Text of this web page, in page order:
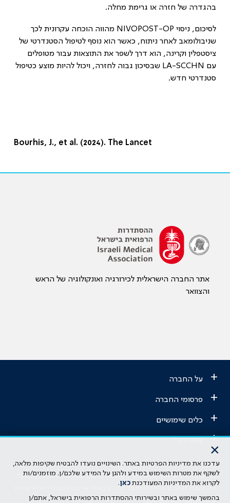
בהגדרה של חזרה או גרימת מחלה.
לסיכום, ניסוי NIVOPOST-OP מהווה הוכחה עקרונית לכך
שניבולומאב לאחר ניתוח, כאשר הוא נוסף לטיפול הסטנדרטי של
ציסטפלין וקרינה, הוא דרך לשפר את התוצאות עבור מטופלים
עם LA-SCCHN שבסיכון גבוה לחזרה, ויכול להיות מוצע כטיפול
סטנדרטי חדש.
Bourhis, J., et al. (2024). The Lancet
אתר החברה הישראלית לכירורגיה ואונקולוגיה של הראש
והצוואר
+ על החברה
+ פרסומי החברה
+ כלים שימושיים
+
הבהרה משפטית: כל נושא המופיע באתר זה נועד להשכלה בלבד ואין לראות
בו ייעוץ רפואי או משפטי. אין הר"י אחראית לתוכן המתפרסם באתר זה ולכל
נזק שעלול להיגרם. כל הזכויות על המידע באתר שייכות להסתדרות הרפואית
בישראל.מדיניות הפרטיות
×
עדכנו את מדיניות הפרטיות באתר. השינויים נועדו להבטיח שקיפות מלאה,
לשקף את מטרות השימוש במידע ולהגן על המידע שלכם/ן. מוזמנים/ות
לקרוא את המדיניות המעודכנת כאן.
בהמשך שימוש באתר ובשירותי ההסתדרות הרפואית בישראל, אתם/ן